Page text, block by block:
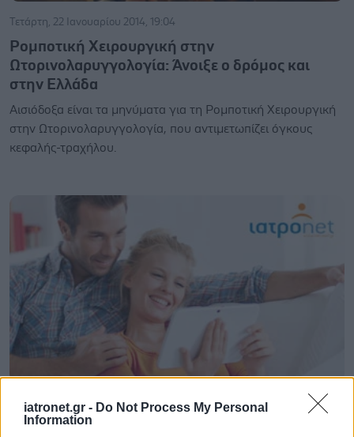
iatronet.gr - Do Not Process My Personal
Information
Τετάρτη, 22 Ιανουαρίου 2014, 19:04
Ρομποτική Χειρουργική στην
Ωτορινολαρυγγολογία: Άνοιξε ο δρόμος και
στην Ελλάδα
Αισιόδοξα είναι τα μηνύματα για τη Ρομποτική Χειρουργική
στην Ωτορινολαρυγγολογία, που αντιμετωπίζει όγκους
κεφαλής-τραχήλου.
Πέμπτη, 02 Ιουλίου 2009, 16:07
Πρωτοποριακή επέμβαση για καρκίνο τραχήλου